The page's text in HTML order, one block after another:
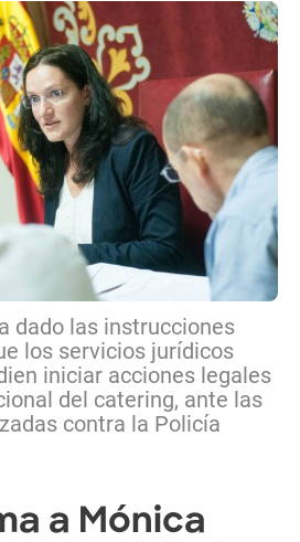
dado las instrucciones
los servicios jurídicos
iniciar acciones legales
del catering, ante las
contra la Policía
a Mónica